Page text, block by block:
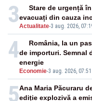
3Actualitate-3 aug. 2026,
Stare de urgență
evacuați din cauza
4
Economie-3 aug. 2026, 07:51
România, la un
de importuri. Semnal
energie
5Ana Maria Păcuraru
ediție explozivă a